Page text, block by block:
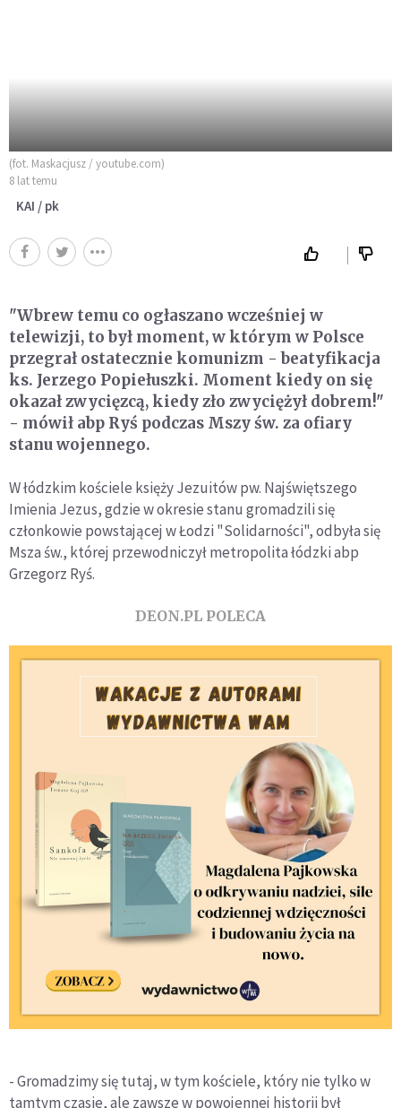
(fot. Maskacjusz / youtube.com)
8 lat temu
KAI / pk
"Wbrew temu co ogłaszano wcześniej w
telewizji, to był moment, w którym w Polsce
przegrał ostatecznie komunizm - beatyfikacja
ks. Jerzego Popiełuszki. Moment kiedy on się
okazał zwycięzcą, kiedy zło zwyciężył dobrem!"
- mówił abp Ryś podczas Mszy św. za ofiary
stanu wojennego.
W łódzkim kościele księży Jezuitów pw. Najświętszego
Imienia Jezus, gdzie w okresie stanu gromadzili się
członkowie powstającej w Łodzi "Solidarności", odbyła się
Msza św., której przewodniczył metropolita łódzki abp
Grzegorz Ryś.
DEON.PL POLECA
- Gromadzimy się tutaj, w tym kościele, który nie tylko w
tamtym czasie, ale zawsze w powojennej historii był